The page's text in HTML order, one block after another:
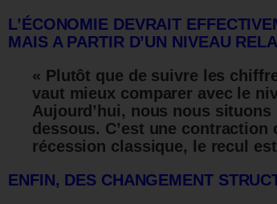
L’ÉCONOMIE DEVRAIT
MAIS A PARTIR D’UN NIVEAU
« Plutôt que de suivre les
vaut mieux comparer avec le
Aujourd’hui, nous nous
dessous. C’est une contraction
récession classique, le recul
ENFIN, DES CHANGEMENT